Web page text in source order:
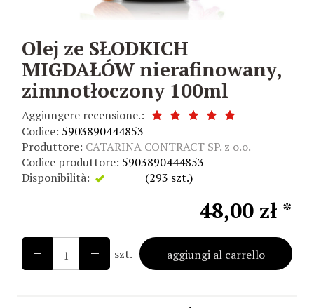
Olej ze SŁODKICH
MIGDAŁÓW nierafinowany,
zimnotłoczony 100ml
Aggiungere recensione.:
Codice: 5903890444853
Produttore: CATARINA CONTRACT SP. z o.o.
Codice produttore: 5903890444853
Disponibilità:
(293 szt.)
48,00 zł *
szt. aggiungi al carrello